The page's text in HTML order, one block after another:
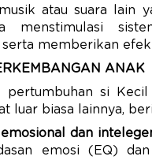
atau suara lain
menstimulasi
memberikan
ANAK
pertumbuhan si
luar biasa lainnya,
dan
emosi (EQ)